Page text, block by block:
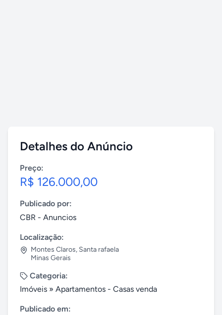
Detalhes do Anúncio
Preço:
R$ 126.000,00
Publicado por:
CBR - Anuncios
Localização:
Montes Claros, Santa rafaela
Minas Gerais
Categoria:
Imóveis » Apartamentos - Casas venda
Publicado em: